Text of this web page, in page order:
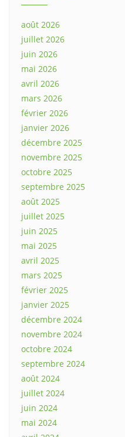
août 2026
juillet 2026
juin 2026
mai 2026
avril 2026
mars 2026
février 2026
janvier 2026
décembre 2025
novembre 2025
octobre 2025
septembre 2025
août 2025
juillet 2025
juin 2025
mai 2025
avril 2025
mars 2025
février 2025
janvier 2025
décembre 2024
novembre 2024
octobre 2024
septembre 2024
août 2024
juillet 2024
juin 2024
mai 2024